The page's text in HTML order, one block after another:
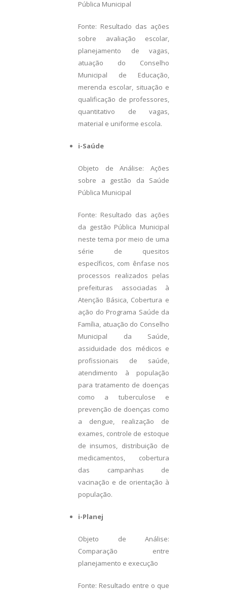
Pública Municipal
Fonte: Resultado das ações
sobre avaliação escolar,
planejamento de vagas,
atuação do Conselho
Municipal de Educação,
merenda escolar, situação e
qualificação de professores,
quantitativo de vagas,
material e uniforme escola.
i-Saúde
Objeto de Análise: Ações
sobre a gestão da Saúde
Pública Municipal
Fonte: Resultado das ações
da gestão Pública Municipal
neste tema por meio de uma
série de quesitos
específicos, com ênfase nos
processos realizados pelas
prefeituras associadas à
Atenção Básica, Cobertura e
ação do Programa Saúde da
Família, atuação do Conselho
Municipal da Saúde,
assiduidade dos médicos e
profissionais de saúde,
atendimento à população
para tratamento de doenças
como a tuberculose e
prevenção de doenças como
a dengue, realização de
exames, controle de estoque
de insumos, distribuição de
medicamentos, cobertura
das campanhas de
vacinação e de orientação à
população.
i-Planej
Objeto de Análise:
Comparação entre
planejamento e execução
Fonte: Resultado entre o que